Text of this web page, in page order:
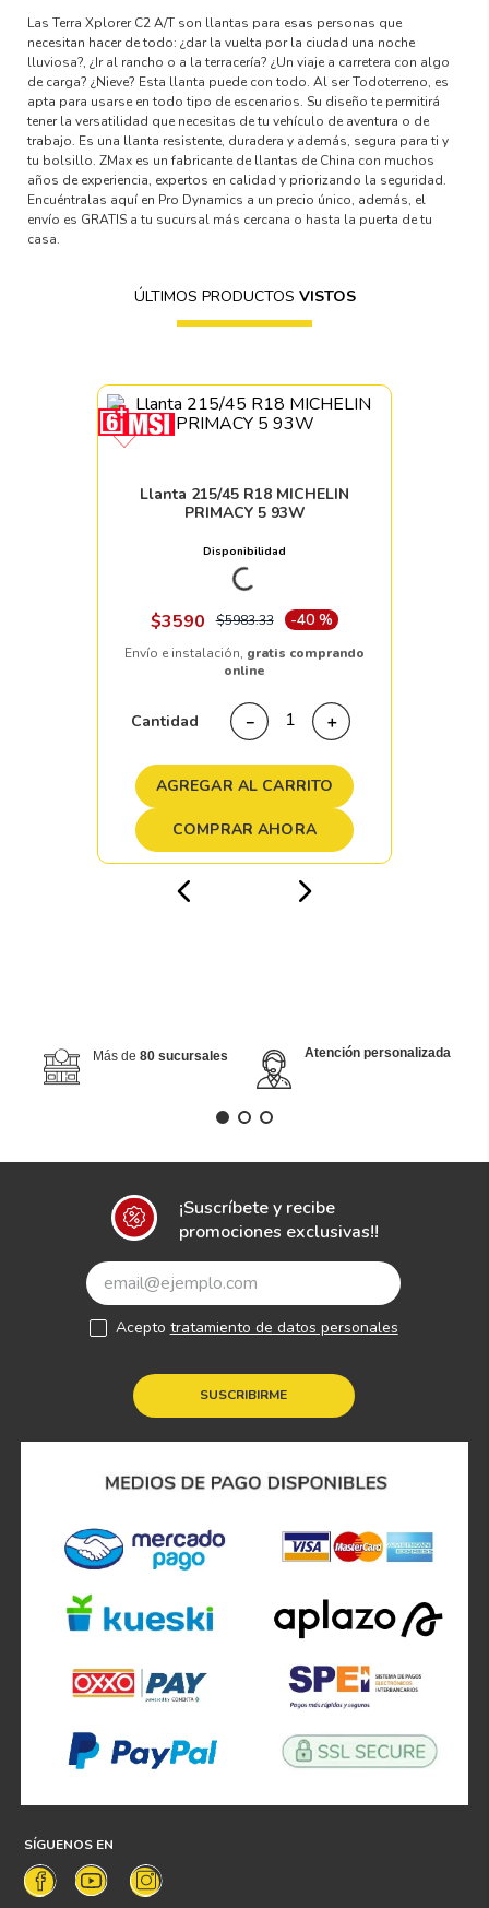
Las Terra Xplorer C2 A/T son llantas para esas personas que
necesitan hacer de todo: ¿dar la vuelta por la ciudad una noche
lluviosa?, ¿Ir al rancho o a la terracería? ¿Un viaje a carretera con algo
de carga? ¿Nieve? Esta llanta puede con todo. Al ser Todoterreno, es
apta para usarse en todo tipo de escenarios. Su diseño te permitirá
tener la versatilidad que necesitas de tu vehículo de aventura o de
trabajo. Es una llanta resistente, duradera y además, segura para ti y
tu bolsillo. ZMax es un fabricante de llantas de China con muchos
años de experiencia, expertos en calidad y priorizando la seguridad.
Encuéntralas aquí en Pro Dynamics a un precio único, además, el
envío es GRATIS a tu sucursal más cercana o hasta la puerta de tu
casa.
ÚLTIMOS PRODUCTOS VISTOS
Llanta 215/45 R18 MICHELIN
PRIMACY 5 93W
Disponibilidad
Nacional
+ 100pzs
3590 $5983 .33 -40 %
Envío e instalación,gratis comprando
COMPRAR AHORA
Más de Atención personalizada
¡Suscríbete y recibe
promociones exclusivas!!
SUSCRIBIRME
Aceptotratamiento de datos personales